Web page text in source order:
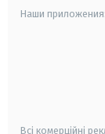
Наши приложения:
Всі комерційні